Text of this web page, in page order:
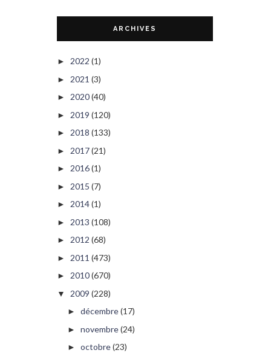
ARCHIVES
► 2022 (1)
► 2021 (3)
► 2020(40)
► 2019 (120)
► 2018 (133)
► 2017(21)
► 2016(1)
► 2015 (7)
► 2014(1)
► 2013 (108)
► 2012 (68)
► 2011 (473)
► 2010(670)
▼ 2009 (228)
► décembre(17)
► novembre(24)
► octobre(23)